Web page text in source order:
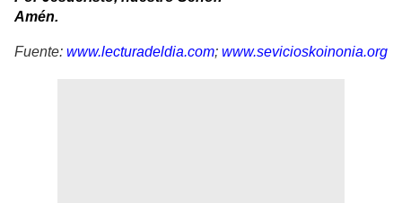
Amén.
Fuente: www.lecturadeldia.com; www.sevicioskoinonia.org